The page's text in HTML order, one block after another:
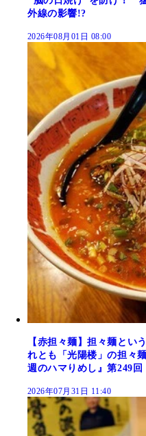
外線の影響!?
2026年08月01日 08:00
【赤担々麺】担々麺とい
れとも「光陽楼」の担々
週のハマりめし』第249回
2026年07月31日 11:40